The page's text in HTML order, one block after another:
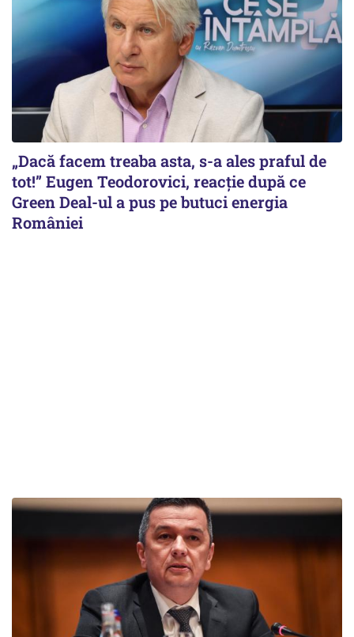
„Dacă facem treaba asta, s-a ales praful de
tot!” Eugen Teodorovici, reacție după ce
Green Deal-ul a pus pe butuci energia
României